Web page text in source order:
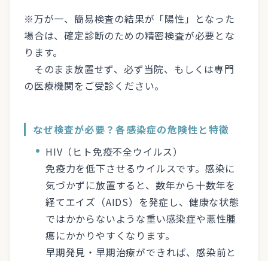
※万が一、簡易検査の結果が「陽性」となった
場合は、確定診断のための精密検査が必要とな
ります。
そのまま放置せず、必ず当院、もしくは専門
の医療機関をご受診ください。
なぜ検査が必要？各感染症の危険性と特徴
HIV（ヒト免疫不全ウイルス）
免疫力を低下させるウイルスです。感染に
気づかずに放置すると、数年から十数年を
経てエイズ（AIDS）を発症し、健康な状態
ではかからないような重い感染症や悪性腫
瘍にかかりやすくなります。
早期発見・早期治療ができれば、感染前と